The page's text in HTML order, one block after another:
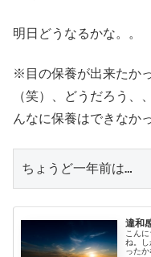
明日どうなるかな。。
※目の保養が出来たか
（笑）、どうだろう、
んなに保養はできなか
ちょうど一年前は…
違和
こん
ね。し
った